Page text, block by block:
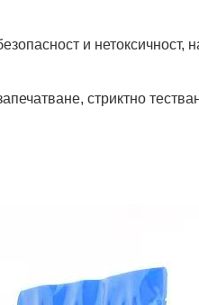
и нетоксичност,
стриктно